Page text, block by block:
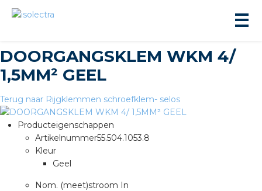
DOORGANGSKLEM WKM 4/
1,5MM² GEEL
Terug naar Rijgklemmen schroefklem- selos
Producteigenschappen
Artikelnummer55.504.1053.8
Kleur
Geel
Nom. (meet)stroom In